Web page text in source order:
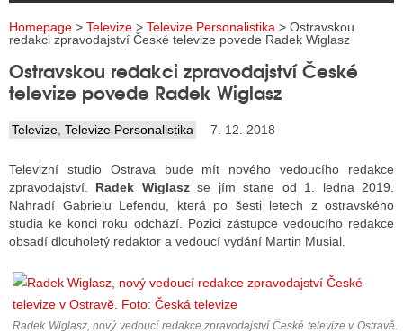
INTERNET
TISK
RADIA
RÁDIÍ
RÁDIÍ
VYSÍLAČE
TELEVIZE
Homepage > Televize > Televize Personalistika > Ostravskou
redakci zpravodajství České televize povede Radek Wiglasz
Ostravskou redakci zpravodajství České
televize povede Radek Wiglasz
Televize Televize Personalistika 7. 12. 2018
Televizní studio Ostrava bude mít nového vedoucího redakce
zpravodajství. Radek Wiglaszse jím stane od 1. ledna 2019.
Nahradí Gabrielu Lefendu, která po šesti letech z ostravského
studia ke konci roku odchází. Pozici zástupce vedoucího redakce
obsadí dlouholetý redaktor a vedoucí vydání Martin Musial.
Radek Wiglasz, nový vedoucí redakce zpravodajství České televize v Ostravě.